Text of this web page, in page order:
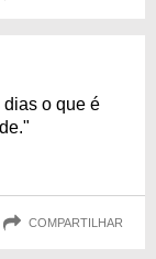
o que é
COMPARTILHAR